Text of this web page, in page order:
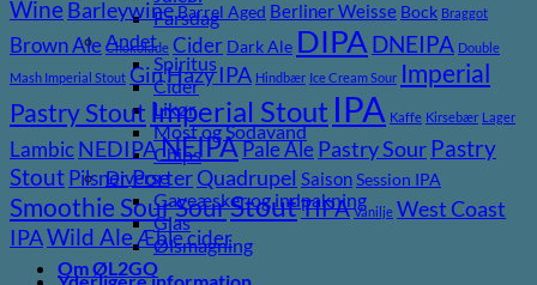
Farsdag
Andet
Spiritus
Cider
Likør
Most og Sodavand
Chips
Diverse
Gaveæsker og indpakning
Glas
Ølsmagning
Om ØL2GO
Wine BarleywineBarrel Aged Berliner Weisse Bock Braggot
Brown Ale Chokolade Cider Dark Ale DIPA DNEIPA Double
Mash Imperial Stout GinHazy IPA Hindbær Ice Cream Sour Imperial
Pastry Stout Imperial Stout IPA Kaffe Kirsebær Lager
Lambic NEDIPANEIPAPale Ale Pastry Sour Pastry
Stout PilsnerPorterQuadrupel SaisonSession IPA
Smoothie SourSourStoutTIPA Vanilje West Coast
IPAWild Ale Æble cider